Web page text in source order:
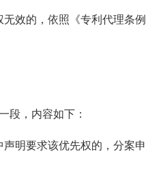
效的，依照《专利代理条例
段，内容如下：
明要求该优先权的，分案